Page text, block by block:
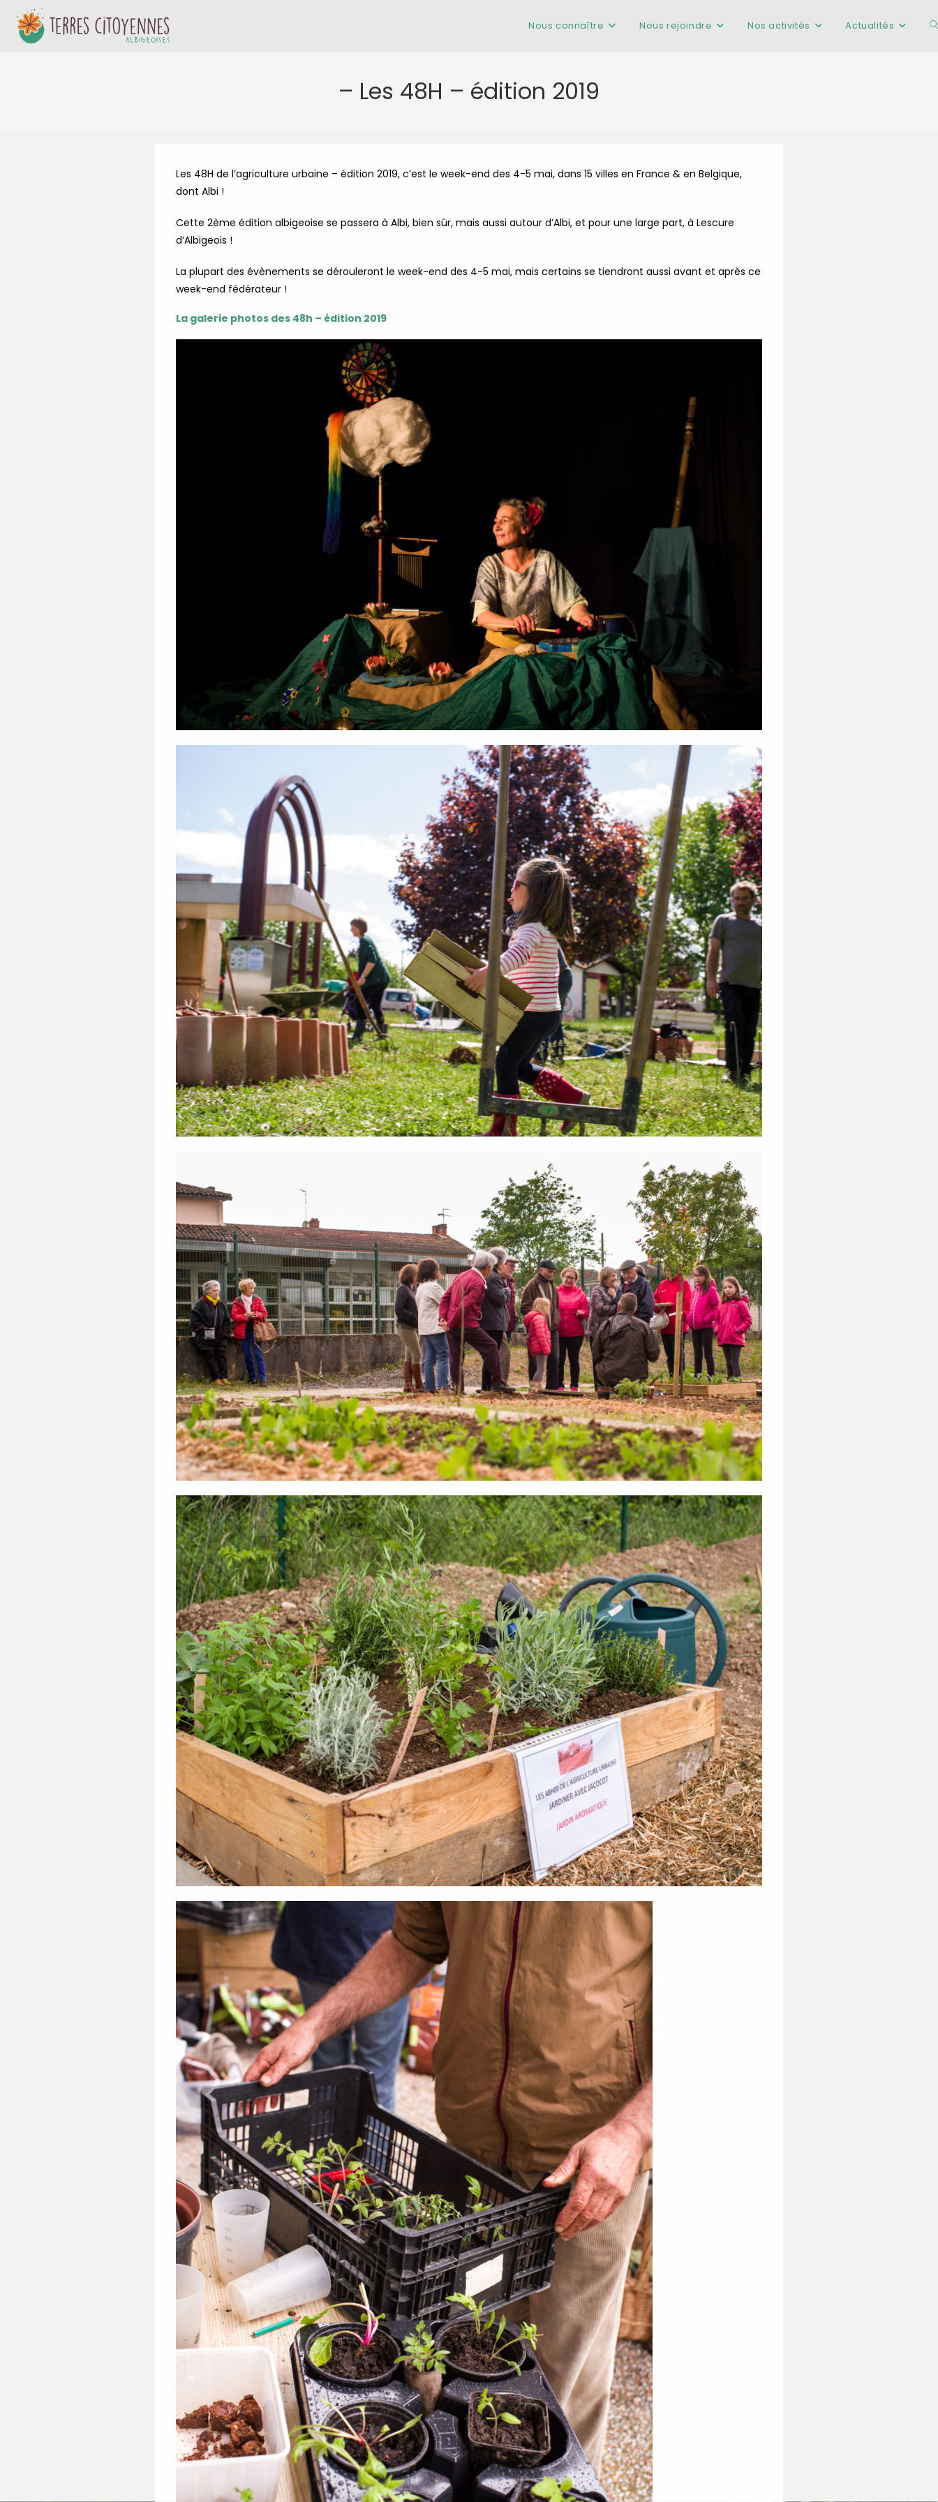
content
Nous connaître Nous rejoindre Nos activités Actualités
– Les 48H – édition 2019
Les 48H de l’agriculture urbaine – édition 2019, c’est le week-end des 4-5 mai, dans 15 villes en France & en Belgique,
dont Albi !
Cette 2ème édition albigeoise se passera à Albi, bien sûr, mais aussi autour d’Albi, et pour une large part, à Lescure
d’Albigeois !
La plupart des évènements se dérouleront le week-end des 4-5 mai, mais certains se tiendront aussi avant et après ce
week-end fédérateur !
La galerie photos des 48h – édition 2019